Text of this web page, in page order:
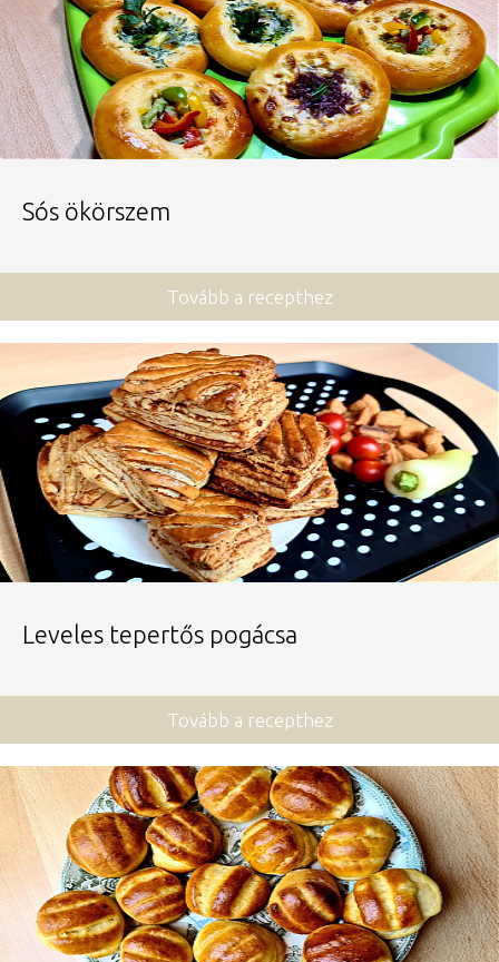
Sós ökörszem
Tovább a recepthez
Leveles tepertős pogácsa
Tovább a recepthez